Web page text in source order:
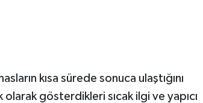
kısa sürede sonuca ulaştığını
gösterdikleri sıcak ilgi ve yapıcı